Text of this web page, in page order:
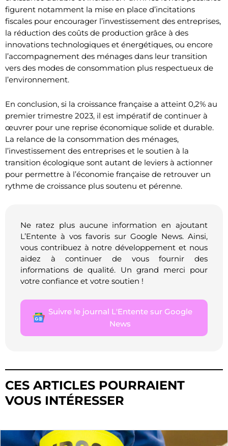
figurent notamment la mise en place d’incitations
fiscales pour encourager l’investissement des entreprises,
la réduction des coûts de production grâce à des
innovations technologiques et énergétiques, ou encore
l’accompagnement des ménages dans leur transition
vers des modes de consommation plus respectueux de
l’environnement.
En conclusion, si la croissance française a atteint 0,2% au
premier trimestre 2023, il est impératif de continuer à
œuvrer pour une reprise économique solide et durable.
La relance de la consommation des ménages,
l’investissement des entreprises et le soutien à la
transition écologique sont autant de leviers à actionner
pour permettre à l’économie française de retrouver un
rythme de croissance plus soutenu et pérenne.
Ne ratez plus aucune information en ajoutant
L’Entente à vos favoris sur Google News. Ainsi,
vous contribuez à notre développement et nous
aidez à continuer de vous fournir des
informations de qualité. Un grand merci pour
votre confiance et votre soutien !
Suivre le journal L'Entente sur Google
News
CES ARTICLES POURRAIENT
VOUS INTÉRESSER